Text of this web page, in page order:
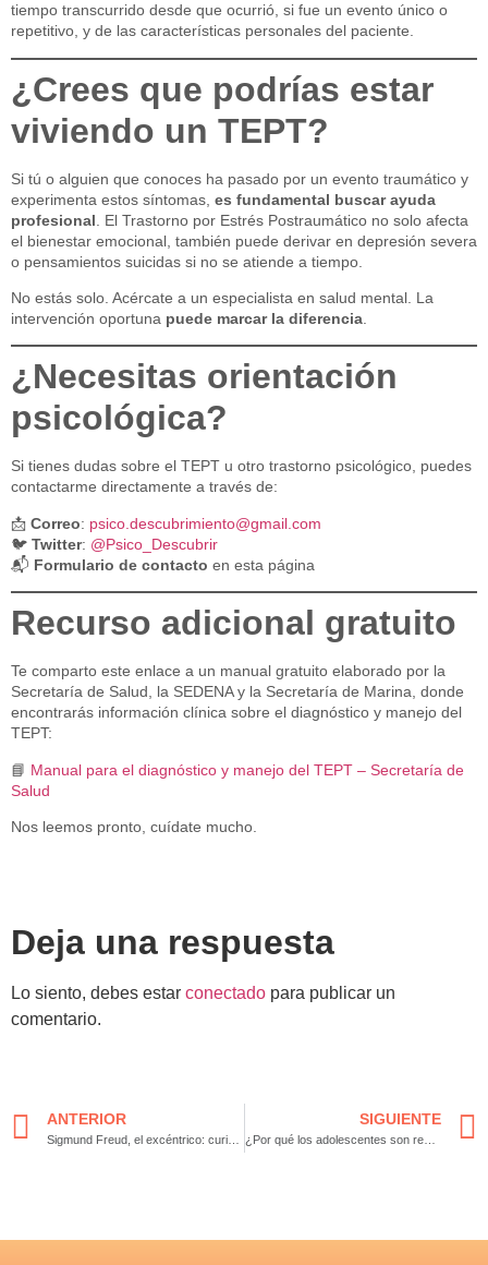
tiempo transcurrido desde que ocurrió, si fue un evento único o
repetitivo, y de las características personales del paciente.
¿Crees que podrías estar
viviendo un TEPT?
Si tú o alguien que conoces ha pasado por un evento traumático y
experimenta estos síntomas, es fundamental buscar ayuda
profesional . El Trastorno por Estrés Postraumático no solo afecta
el bienestar emocional, también puede derivar en depresión severa
o pensamientos suicidas si no se atiende a tiempo.
No estás solo. Acércate a un especialista en salud mental. La
intervención oportuna puede marcar la diferencia
¿Necesitas orientación
psicológica?
Si tienes dudas sobre el TEPT u otro trastorno psicológico, puedes
contactarme directamente a través de:
📩 Correo: psico.descubrimiento@gmail.com
🐦 Twitter: @Psico_Descubrir
📬 Formulario de contacto en esta página
Recurso adicional gratuito
Te comparto este enlace a un manual gratuito elaborado por la
Secretaría de Salud, la SEDENA y la Secretaría de Marina, donde
encontrarás información clínica sobre el diagnóstico y manejo del
TEPT:
📘 Manual para el diagnóstico y manejo del TEPT – Secretaría de
Salud
Nos leemos pronto, cuídate mucho.
Deja una respuesta
Lo siento, debes estar conectado para publicar un
comentario.
ANTERIOR SIGUIENTE
¿Por qué los adolescentes son rebeldes? Entiende su comportamiento desde la psicología